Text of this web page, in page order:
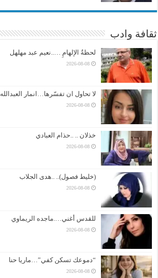
ثقافة وادب
لحظةُ الإلهامِ …..نعيم عبد مهلهل
2026-08-08
لا تحاول ان تفسّرها…انمار العبدالله
2026-08-08
خذلان .. ..حذام العبادي
2026-08-08
(خليط فصول).. ..هدى الجلاب
2026-08-08
للقدس أغني….ماجده الريماوي
2026-08-08
“دموعك تسكن كفي”…ماريا حنا
2026-08-08